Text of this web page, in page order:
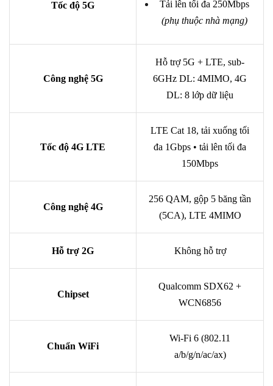
Tốc độ 5G
Tải lên tối đa 250Mbps
(phụ thuộc nhà mạng)
Công nghệ 5G
Hỗ trợ 5G + LTE, sub-
6GHz DL: 4MIMO, 4G
DL: 8 lớp dữ liệu
Tốc độ 4G LTE
LTE Cat 18, tải xuống tối
đa 1Gbps • tải lên tối đa
150Mbps
Công nghệ 4G
256 QAM, gộp 5 băng tần
(5CA), LTE 4MIMO
Hỗ trợ 2G Không hỗ trợ
Chipset
Qualcomm SDX62 +
WCN6856
Chuẩn WiFi
Wi-Fi 6 (802.11
a/b/g/n/ac/ax)